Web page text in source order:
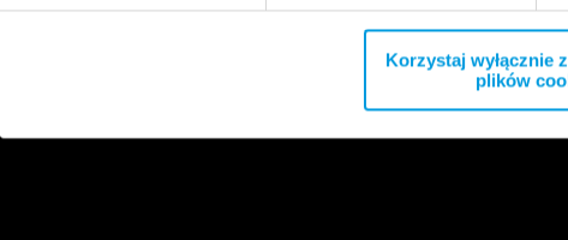
Korzystaj wyłącznie
plików